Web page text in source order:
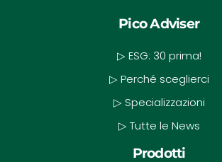
Pico Adviser
▷ ESG: 30 prima!
▷ Perché sceglierci
▷ Specializzazioni
▷ Tutte le News
Prodotti